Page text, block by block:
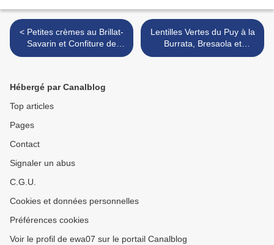
< Petites crèmes au Brillat-
Savarin et Confiture de
Fraises
Lentilles Vertes du Puy à la
Burrata, Bresaola et
Vinaigre Balsamique >
Hébergé par Canalblog
Top articles
Pages
Contact
Signaler un abus
C.G.U.
Cookies et données personnelles
Préférences cookies
Voir le profil de ewa07 sur le portail Canalblog